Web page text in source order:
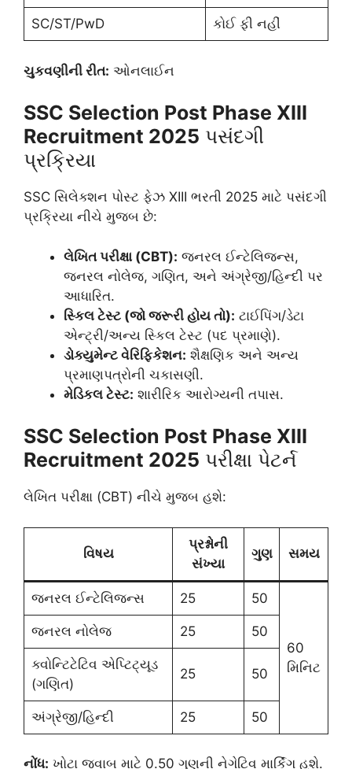
SC/ST/PwD કોઈ ફી નહીં
ચુકવણીની રીત: ઓનલાઈન
SSC Selection Post Phase XIII
Recruitment 2025 પસંદગી
પ્રક્રિયા
SSC સિલેક્શન પોસ્ટ ફેઝ XIII ભરતી 2025 માટે પસંદગી
પ્રક્રિયા નીચે મુજબ છે:
લેખિત પરીક્ષા (CBT): જનરલ ઈન્ટેલિજન્સ,
જનરલ નોલેજ, ગણિત, અને અંગ્રેજી/હિન્દી પર
આધારિત.
સ્કિલ ટેસ્ટ (જો જરૂરી હોય તો): ટાઈપિંગ/ડેટા
એન્ટ્રી/અન્ય સ્કિલ ટેસ્ટ (પદ પ્રમાણે).
ડોક્યુમેન્ટ વેરિફિકેશન: શૈક્ષણિક અને અન્ય
પ્રમાણપત્રોની ચકાસણી.
મેડિકલ ટેસ્ટ: શારીરિક આરોગ્યની તપાસ.
SSC Selection Post Phase XIII
Recruitment 2025 પરીક્ષા પેટર્ન
લેખિત પરીક્ષા (CBT) નીચે મુજબ હશે:
વિષય
પ્રશ્નોની
સંખ્યા
ગુણ સમય
જનરલ ઈન્ટેલિજન્સ 25 50
60
મિનિટ
જનરલ નોલેજ 25 50
ક્વોન્ટિટેટિવ એપ્ટિટ્યૂડ
(ગણિત)
25 50
અંગ્રેજી/હિન્દી 25 50
નોંધ: ખોટા જવાબ માટે 0.50 ગુણની નેગેટિવ માર્કિંગ હશે.